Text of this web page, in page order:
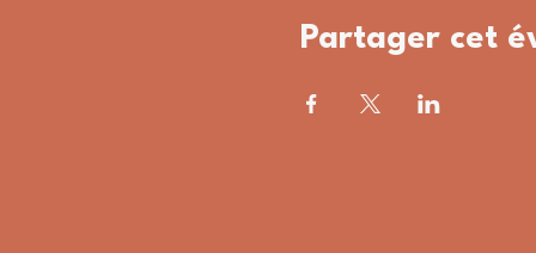
Partager cet